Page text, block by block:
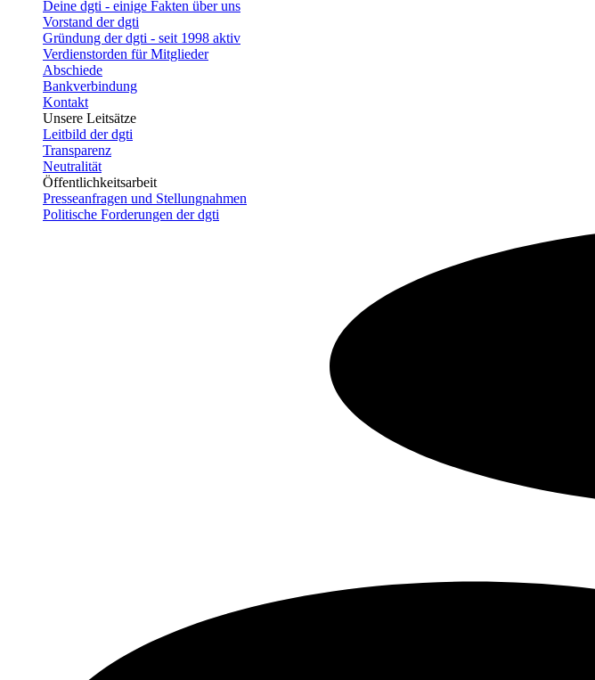
Deine dgti - einige Fakten über uns
Vorstand der dgti
Gründung der dgti - seit 1998 aktiv
Verdienstorden für Mitglieder
Abschiede
Bankverbindung
Kontakt
Unsere Leitsätze
Leitbild der dgti
Transparenz
Neutralität
Öffentlichkeitsarbeit
Presseanfragen und Stellungnahmen
Politische Forderungen der dgti